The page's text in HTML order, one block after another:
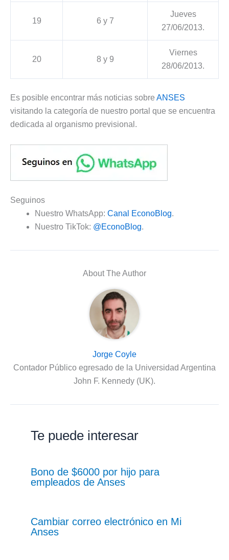
19 6 y 7
Jueves
27/06/2013.
20 8 y 9
Viernes
28/06/2013.
Es posible encontrar más noticias sobre ANSES
visitando la categoría de nuestro portal que se encuentra
dedicada al organismo previsional.
Seguinos
Nuestro WhatsApp: Canal EconoBlog.
Nuestro TikTok: @EconoBlog.
About The Author
Jorge Coyle
Contador Público egresado de la Universidad Argentina
John F. Kennedy (UK).
Te puede interesar
Bono de $6000 por hijo para
empleados de Anses
Cambiar correo electrónico en Mi
Anses